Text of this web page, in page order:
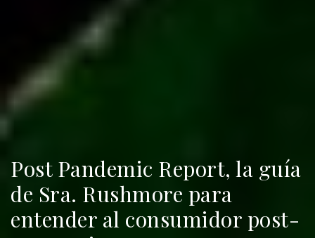
Post Pandemic Report, la guía
de Sra. Rushmore para
entender al consumidor post-